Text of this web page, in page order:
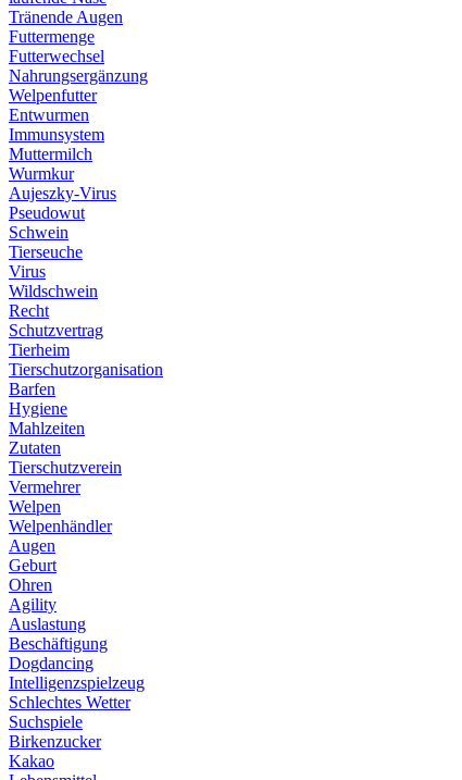
Tränende Augen
Futtermenge
Futterwechsel
Nahrungsergänzung
Welpenfutter
Entwurmen
Immunsystem
Muttermilch
Wurmkur
Aujeszky-Virus
Pseudowut
Schwein
Tierseuche
Virus
Wildschwein
Recht
Schutzvertrag
Tierheim
Tierschutzorganisation
Barfen
Hygiene
Mahlzeiten
Zutaten
Tierschutzverein
Vermehrer
Welpen
Welpenhändler
Augen
Geburt
Ohren
Agility
Auslastung
Beschäftigung
Dogdancing
Intelligenzspielzeug
Schlechtes Wetter
Suchspiele
Birkenzucker
Kakao